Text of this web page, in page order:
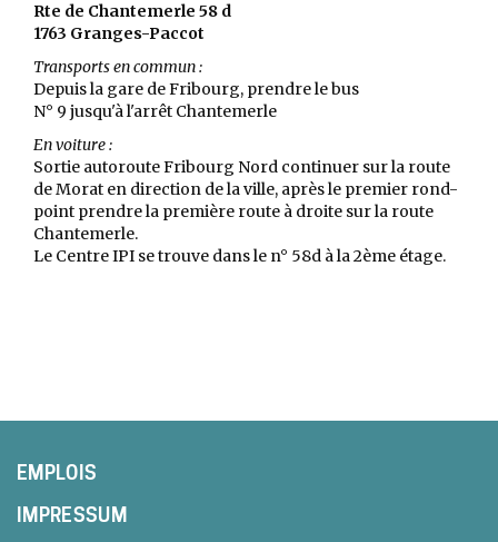
Rte de Chantemerle 58 d
1763 Granges-Paccot
Transports en commun :
Depuis la gare de Fribourg, prendre le bus
N° 9 jusqu'à l'arrêt Chantemerle
En voiture :
Sortie autoroute Fribourg Nord continuer sur la route
de Morat en direction de la ville, après le premier rond-
point prendre la première route à droite sur la route
Chantemerle.
Le Centre IPI se trouve dans le n° 58d à la 2ème étage.
EMPLOIS
IMPRESSUM